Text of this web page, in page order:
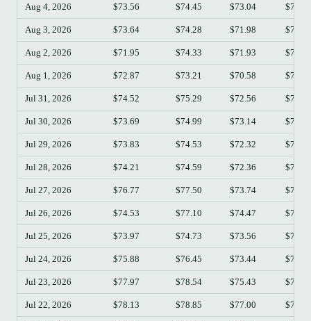
Aug 4, 2026 $73.56 $74.45 $73.04 $73.75
Aug 3, 2026 $73.64 $74.28 $71.98 $73.56
Aug 2, 2026 $71.95 $74.33 $71.93 $73.63
Aug 1, 2026 $72.87 $73.21 $70.58 $71.95
Jul 31, 2026 $74.52 $75.29 $72.56 $72.87
Jul 30, 2026 $73.69 $74.99 $73.14 $74.51
Jul 29, 2026 $73.83 $74.53 $72.32 $73.68
Jul 28, 2026 $74.21 $74.59 $72.36 $73.83
Jul 27, 2026 $76.77 $77.50 $73.74 $74.20
Jul 26, 2026 $74.53 $77.10 $74.47 $76.76
Jul 25, 2026 $73.97 $74.73 $73.56 $74.52
Jul 24, 2026 $75.88 $76.45 $73.44 $73.96
Jul 23, 2026 $77.97 $78.54 $75.43 $75.88
Jul 22, 2026 $78.13 $78.85 $77.00 $77.97